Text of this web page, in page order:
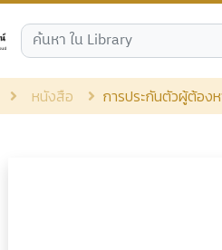
หนังสือ การประกันตัวผู้ต้อง